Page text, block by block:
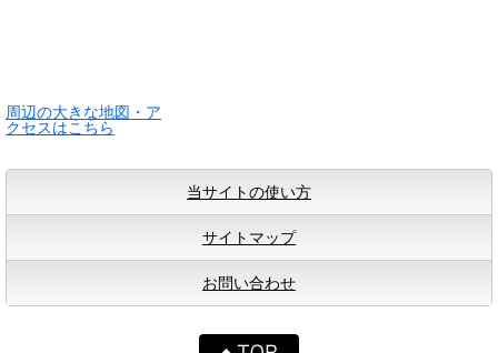
周辺の大きな地図・ア
クセスはこちら
当サイトの使い方
サイトマップ
お問い合わせ